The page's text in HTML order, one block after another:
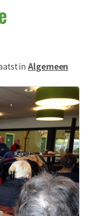
inAlgemeen